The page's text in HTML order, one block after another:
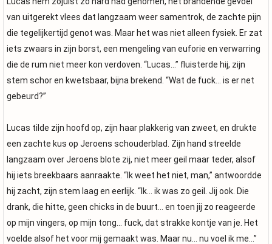
van uitgerekt vlees dat langzaam weer samentrok, de zachte pijn
die tegelijkertijd genot was. Maar het was niet alleen fysiek. Er zat
iets zwaars in zijn borst, een mengeling van euforie en verwarring
die de rum niet meer kon verdoven. “Lucas…” fluisterde hij, zijn
stem schor en kwetsbaar, bijna brekend. “Wat de fuck… is er net
gebeurd?”
Lucas tilde zijn hoofd op, zijn haar plakkerig van zweet, en drukte
een zachte kus op Jeroens schouderblad. Zijn hand streelde
langzaam over Jeroens blote zij, niet meer geil maar teder, alsof
hij iets breekbaars aanraakte. “Ik weet het niet, man,” antwoordde
hij zacht, zijn stem laag en eerlijk. “Ik… ik was zo geil. Jij ook. Die
drank, die hitte, geen chicks in de buurt… en toen jij zo reageerde
op mijn vingers, op mijn tong… fuck, dat strakke kontje van je. Het
voelde alsof het voor mij gemaakt was. Maar nu… nu voel ik me…”